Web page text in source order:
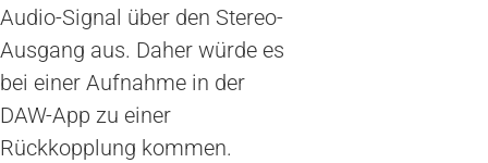
Audio-Signal über den Stereo-
Ausgang aus. Daher würde es
bei einer Aufnahme in der
DAW-App zu einer
Rückkopplung kommen.